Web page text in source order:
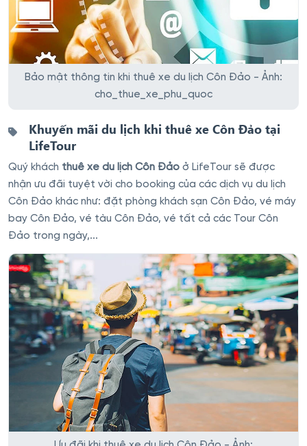
Bảo mật thông tin khi thuê xe du lịch Côn Đảo - Ảnh:
cho_thue_xe_phu_quoc
Khuyến mãi du lịch khi thuê xe Côn Đảo tại
LifeTour
Quý khách thuê xe du lịch Côn Đảo ở LifeTour sẽ được
nhận ưu đãi tuyệt vời cho booking của các dịch vụ du lịch
Côn Đảo khác như: đặt phòng khách sạn Côn Đảo, vé máy
bay Côn Đảo, vé tàu Côn Đảo, vé tất cả các Tour Côn
Đảo trong ngày,...